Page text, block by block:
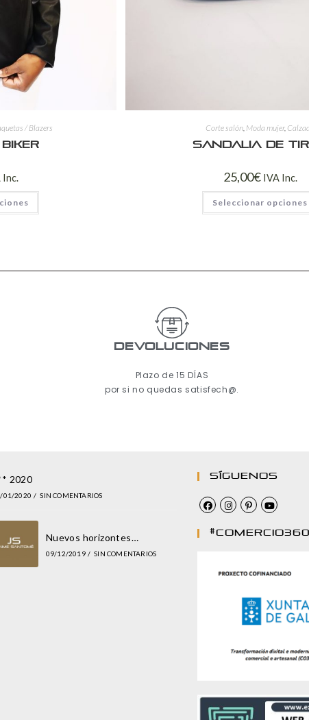
/ Blazers
Inc.
Corte salón Moda mujer,
Sandalia de
25,00€ IVA Inc.
Seleccionar opciones
Devoluciones
Plazo de 15 DÍAS
por si no quedas satisfech@.
2020
01/2020 / SIN COMENTARIOS
Nuevos horizontes…
09/12/2019 / SIN COMENTARIOS
Síguenos
#comercio360